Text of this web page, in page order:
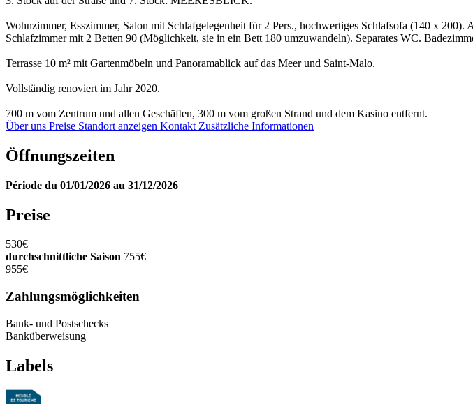
Wohnzimmer, Esszimmer, Salon mit Schlafgelegenheit für 2 Pers., hochwertiges Schlafsofa (140 x
Schlafzimmer mit 2 Betten 90 (Möglichkeit, sie in ein Bett 180 umzuwandeln). Separates WC.
Terrasse 10 m² mit Gartenmöbeln und Panoramablick auf das Meer und Saint-Malo.
Vollständig renoviert im Jahr 2020.
700 m vom Zentrum und allen Geschäften, 300 m vom großen Strand und dem Kasino entfernt.
Über uns Preise Standort anzeigen Kontakt Zusätzliche Informationen
Öffnungszeiten
Période du 01/01/2026 au 31/12/2026
Preise
530€
durchschnittliche Saison 755€
955€
Zahlungsmöglichkeiten
Bank- und Postschecks
Banküberweisung
Labels